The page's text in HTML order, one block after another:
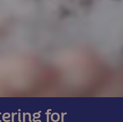
for